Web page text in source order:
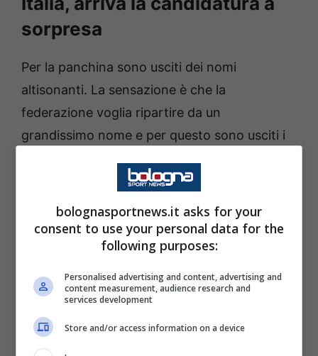
sorpresa
Per la panchina sono usciti dei nomi
altisonanti. La sensazione è che la
federazione voglia ripartire da un
grandissimo nome e per questo sono usciti i
Guardiola, ma non solo, la sensazione è che
alla Nazionale italiana serva un profilo che
passato.
A sorpresa nelle ultime ore è uscito un nuovo
bolognasportnews.it asks for your
consent to use your personal data for the
following purposes:
Personalised advertising and content, advertising and
content measurement, audience research and
services development
Store and/or access information on a device